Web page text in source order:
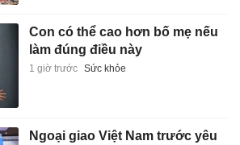
Con có thể cao hơn bố mẹ nếu
làm đúng điều này
1 giờ trước Sức khỏe
Ngoại giao Việt Nam trước yêu